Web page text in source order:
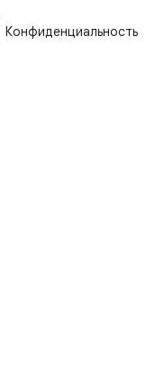
Конфиденциальность